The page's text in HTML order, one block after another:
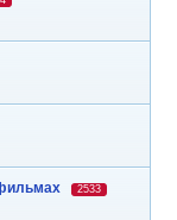
2533